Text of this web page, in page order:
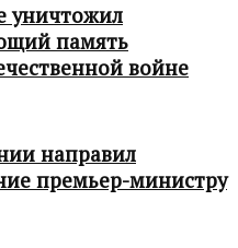
уничтожил
память
войне
направил
премьер-министру